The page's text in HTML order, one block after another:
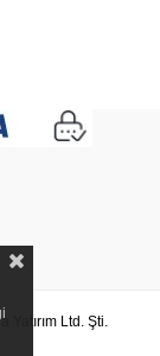
Ltd. Şti.